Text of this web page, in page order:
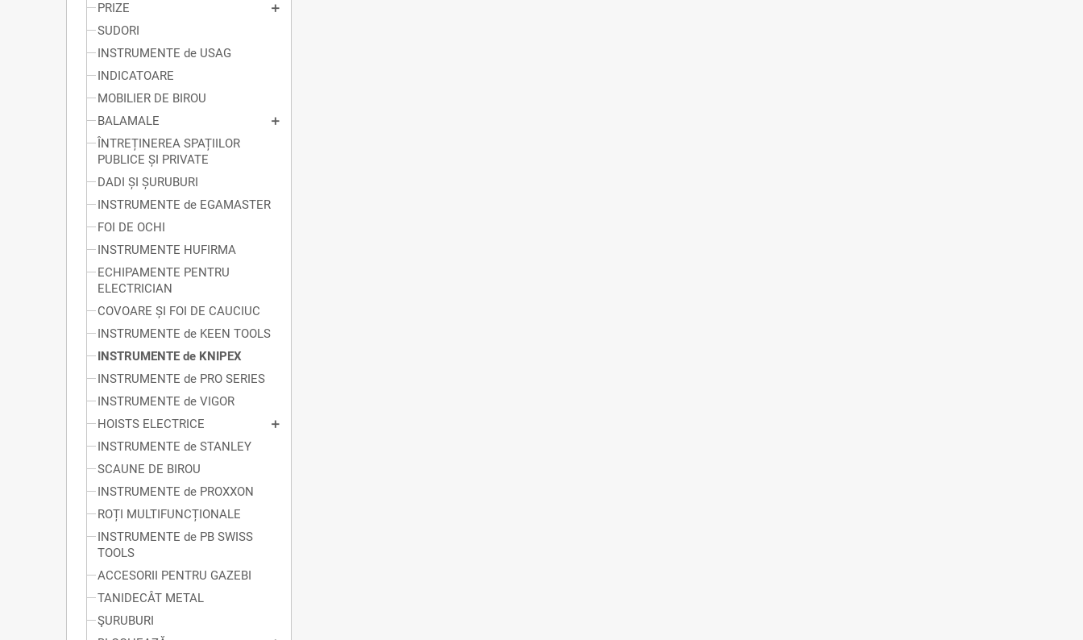
PRIZE
SUDORI
INSTRUMENTE de USAG
INDICATOARE
MOBILIER DE BIROU
BALAMALE
ÎNTREȚINEREA SPAȚIILOR
PUBLICE ȘI PRIVATE
DADI ȘI ȘURUBURI
INSTRUMENTE de EGAMASTER
FOI DE OCHI
INSTRUMENTE HUFIRMA
ECHIPAMENTE PENTRU
ELECTRICIAN
COVOARE ȘI FOI DE CAUCIUC
INSTRUMENTE de KEEN TOOLS
INSTRUMENTE de KNIPEX
INSTRUMENTE de PRO SERIES
INSTRUMENTE de VIGOR
HOISTS ELECTRICE
INSTRUMENTE de STANLEY
SCAUNE DE BIROU
INSTRUMENTE de PROXXON
ROȚI MULTIFUNCȚIONALE
INSTRUMENTE de PB SWISS
TOOLS
ACCESORII PENTRU GAZEBI
TANIDECÂT METAL
ŞURUBURI